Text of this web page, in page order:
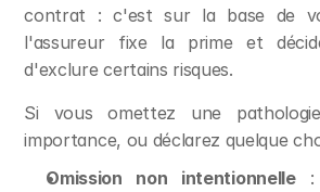
contrat : c'est sur la base de
l'assureur fixe la prime et
d'exclure certains risques.
Si vous omettez une
importance, ou déclarez quelque
Omission non intentionnelle :